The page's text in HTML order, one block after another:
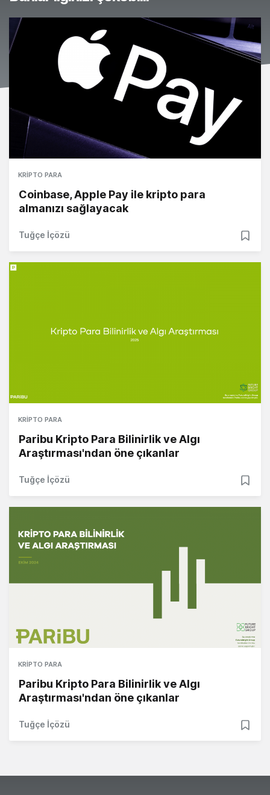
KRIPTO PARA
Coinbase, Apple Pay ile kripto para
almanızı sağlayacak
Tuğçe İçözü
KRIPTO PARA
Paribu Kripto Para Bilinirlik ve Algı
Araştırması'ndan öne çıkanlar
Tuğçe İçözü
KRIPTO PARA
Paribu Kripto Para Bilinirlik ve Algı
Araştırması'ndan öne çıkanlar
Tuğçe İçözü